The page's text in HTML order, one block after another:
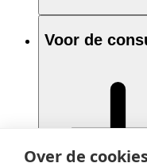
Over de
Voor de